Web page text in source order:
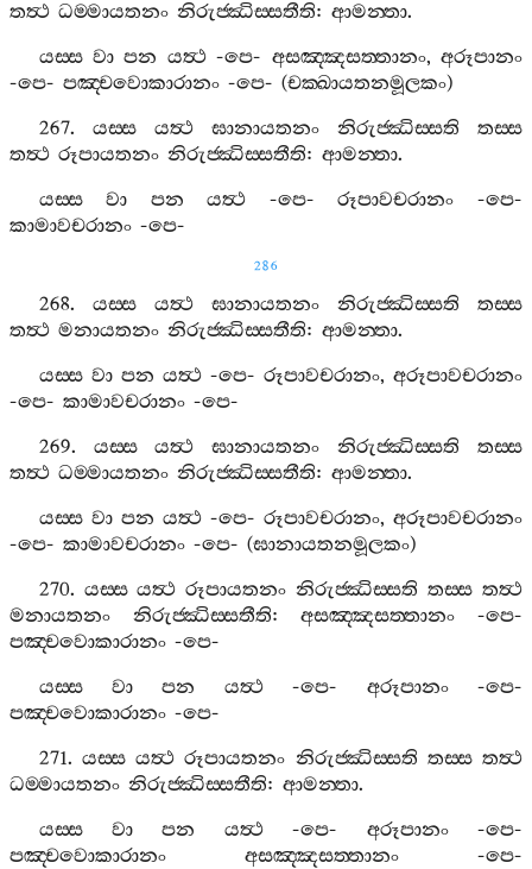
තත්‍ථ ධම‍්මායතනං නිරුජ‍්ඣිස‍්සතීති: ආමන‍්තා.
යස‍්ස වා පන යත්‍ථ-පෙ- අසඤ‍්ඤසත‍්තානං,අරූපානං
-පෙ- පඤ‍්චවොකාරානං -පෙ- (චක‍්ඛායතනමූලකං)
267. යස‍්ස යත්‍ථ ඝානායතනං නිරුජ‍්ඣිස‍්සති
තස‍්ස
තත්‍ථ රූපායතනං නිරුජ‍්ඣිස‍්සතීති: ආමන‍්තා.
යස‍්ස
වා පන යත්‍ථ -පෙ-රූපාවචරානං -පෙ-
කාමාවචරානං -පෙ-
286
268. යස‍්ස යත්‍ථ ඝානායතනං නිරුජ‍්ඣිස‍්සති
තස‍්ස
තත්‍ථ මනායතනං නිරුජ‍්ඣිස‍්සතීති: ආමන‍්තා.
යස‍්ස වා පන යත්‍ථ-පෙ- රූපාවචරානං, අරූපාවචරානං
-පෙ- කාමාවචරානං -පෙ-
269. යස‍්ස යත්‍ථ ඝානායතනං නිරුජ‍්ඣිස‍්සති
තස‍්ස
තත්‍ථ ධම‍්මායතනං නිරුජ‍්ඣිස‍්සතීති: ආමන‍්තා.
යස‍්ස වා පන යත්‍ථ-පෙ- රූපාවචරානං, අරූපාවචරානං
-පෙ- කාමාවචරානං -පෙ- (ඝානායතනමූලකං)
270. යස‍්ස යත්‍ථ රූපායතනං නිරුජ‍්ඣිස‍්සති තස‍්ස තත්‍ථ
මනායතනං
නිරුජ‍්ඣිස‍්සතීති:අසඤ‍්ඤසත‍්තානං -පෙ-
පඤ‍්චවොකාරානං -පෙ-
යස‍්ස
වා පන යත්‍ථ-පෙ- අරූපානං-පෙ-
පඤ‍්චවොකාරානං -පෙ-
271. යස‍්ස යත්‍ථ රූපායතනං නිරුජ‍්ඣිස‍්සති තස‍්ස තත්‍ථ
ධම‍්මායතනං නිරුජ‍්ඣිස‍්සතීති: ආමන‍්තා.
යස‍්ස
වා පන යත්‍ථ-පෙ- අරූපානං-පෙ-
පඤ‍්චවොකාරානං
අසඤ‍්ඤසත‍්තානං -පෙ-